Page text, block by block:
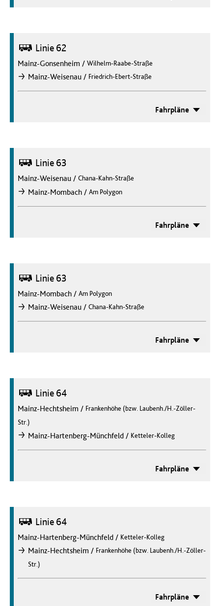
Bus Linie 62
Mainz-Gonsenheim / Wilhelm-Raabe-Straße
nachMainz-Weisenau / Friedrich-Ebert-Straße
Fahrpläne
Bus Linie 63
Mainz-Weisenau / Chana-Kahn-Straße
nachMainz-Mombach / Am Polygon
Fahrpläne
Bus Linie 63
Mainz-Mombach / Am Polygon
nachMainz-Weisenau / Chana-Kahn-Straße
Fahrpläne
Bus Linie 64
Mainz-Hechtsheim / Frankenhöhe (bzw. Laubenh./H.-Zöller-
Str.)
nachMainz-Hartenberg-Münchfeld / Ketteler-Kolleg
Fahrpläne
Bus Linie 64
Mainz-Hartenberg-Münchfeld / Ketteler-Kolleg
nachMainz-Hechtsheim / Frankenhöhe (bzw. Laubenh./H.-Zöller-
Str.)
Fahrpläne